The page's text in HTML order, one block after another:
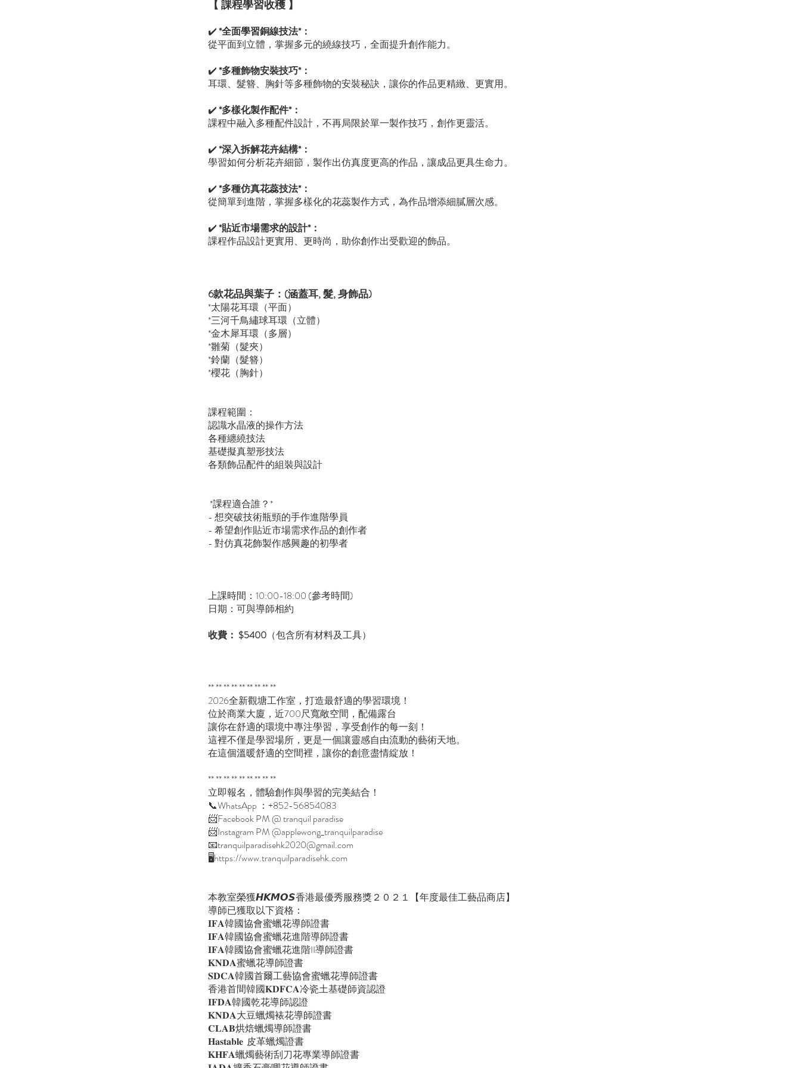
【 課程學習收穫 】
✔️*全面學習銅線技法*：
從平面到立體，掌握多元的繞線技巧，全面提升創作能力。
✔️*多種飾物安裝技巧*：
耳環、髮簪、胸針等多種飾物的安裝秘訣，讓你的作品更精緻、更實用。
✔️*多樣化製作配件*：
課程中融入多種配件設計，不再局限於單一製作技巧，創作更靈活。
✔️*深入拆解花卉結構*：
學習如何分析花卉細節，製作出仿真度更高的作品，讓成品更具生命力。
✔️*多種仿真花蕊技法*：
從簡單到進階，掌握多樣化的花蕊製作方式，為作品增添細膩層次感。
✔️*貼近市場需求的設計*：
課程作品設計更實用、更時尚，助你創作出受歡迎的飾品。
6款花品與葉子：(涵蓋耳, 髮, 身飾品)
*太陽花耳環（平面）
*三河千鳥繡球耳環（立體）
*金木犀耳環（多層）
*雛菊（髮夾）
*鈴蘭（髮簪）
*櫻花（胸針）
課程範圍：
認識水晶液的操作方法
各種纏繞技法
基礎擬真塑形技法
各類飾品配件的組裝與設計
*課程適合誰？*
- 想突破技術瓶頸的手作進階學員
- 希望創作貼近市場需求作品的創作者
- 對仿真花飾製作感興趣的初學者
上課時間：10:00-18:00 (參考時間)
日期：可與導師相約
收費： $5400 （包含所有材料及工具）
** ** ** ** ** ** ** ** **
2026全新觀塘工作室，打造最舒適的學習環境！
位於商業大廈，近700尺寬敞空間，配備露台
讓你在舒適的環境中專注學習，享受創作的每一刻！
這裡不僅是學習場所，更是一個讓靈感自由流動的藝術天地。
在這個溫暖舒適的空間裡，讓你的創意盡情綻放！
** ** ** ** ** ** ** ** **
立即報名，體驗創作與學習的完美結合！
📞WhatsApp ：+852-56854083
📨Facebook PM @ tranquil paradise
📨Instagram PM @applewong_tranquilparadise
📧tranquilparadisehk2020@gmail.com
🖥https://www.tranquilparadisehk.com
本教室榮獲𝙃𝙆𝙈𝙊𝙎香港最優秀服務獎２０２１【年度最佳工藝品商店】
導師已獲取以下資格：
𝐈𝐅𝐀韓國協會蜜蠟花導師證書
𝐈𝐅𝐀韓國協會蜜蠟花進階導師證書
𝐈𝐅𝐀韓國協會蜜蠟花進階II導師證書
𝐊𝐍𝐃𝐀蜜蠟花導師證書
𝐒𝐃𝐂𝐀韓國首爾工藝協會蜜蠟花導師證書
香港首間韓國𝐊𝐃𝐅𝐂𝐀冷瓷土基礎師資認證
𝐈𝐅𝐃𝐀韓國乾花導師認證
𝐊𝐍𝐃𝐀大豆蠟燭裱花導師證書
𝐂𝐋𝐀𝐁烘焙蠟燭導師證書
𝐇𝐚𝐬𝐭𝐚𝐛𝐥𝐞 皮革蠟燭證書
𝐊𝐇𝐅𝐀蠟燭藝術刮刀花專業導師證書